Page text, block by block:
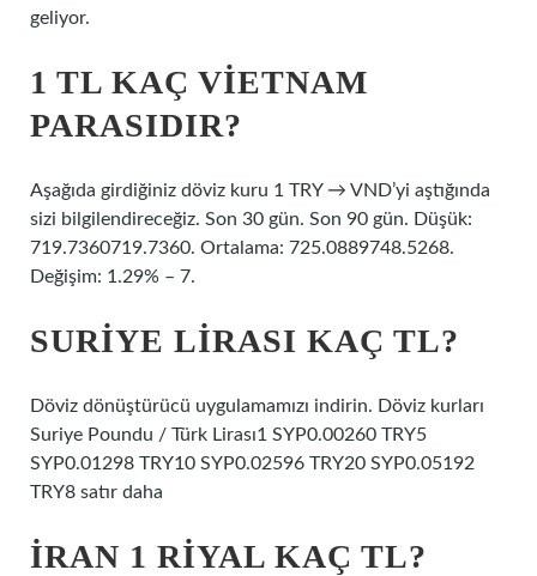
geliyor.
1 TL KAÇ VIETNAM
PARASIDIR?
Aşağıda girdiğiniz döviz kuru 1 TRY → VND’yi aştığında
sizi bilgilendireceğiz. Son 30 gün. Son 90 gün. Düşük:
719.7360719.7360. Ortalama: 725.0889748.5268.
Değişim: 1.29% – 7.
SURIYE LIRASI KAÇ TL?
Döviz dönüştürücü uygulamamızı indirin. Döviz kurları
Suriye Poundu / Türk Lirası1 SYP0.00260 TRY5
SYP0.01298 TRY10 SYP0.02596 TRY20 SYP0.05192
TRY8 satır daha
İRAN 1 RIYAL KAÇ TL?